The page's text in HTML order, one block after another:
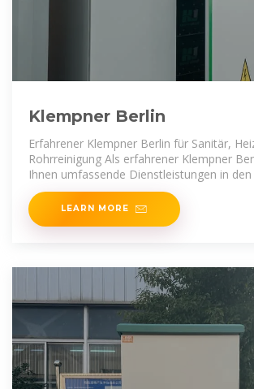
Klempner Berlin
Erfahrener Klempner Berlin für Sanitär,
Rohrreinigung Als erfahrener Klempner
Ihnen umfassende Dienstleistungen in
Sanitärinstallation,
LEARN MORE